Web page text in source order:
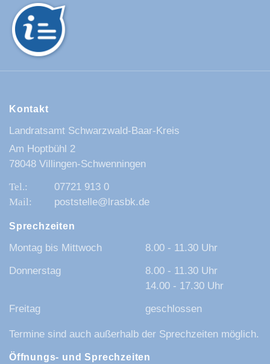
Kontakt
Landratsamt Schwarzwald-Baar-Kreis
Am Hoptbühl 2
78048 Villingen-Schwenningen
07721 913 0
poststelle@lrasbk.de
Sprechzeiten
Montag bis Mittwoch
8.00 - 11.30 Uhr
Donnerstag
8.00 - 11.30 Uhr
14.00 - 17.30 Uhr
Freitag
geschlossen
Termine sind auch außerhalb der Sprechzeiten möglich.
Öffnungs- und Sprechzeiten